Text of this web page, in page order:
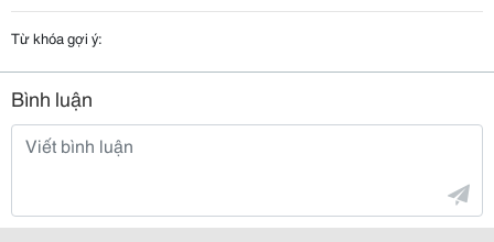
Từ khóa gợi ý:
Bình luận